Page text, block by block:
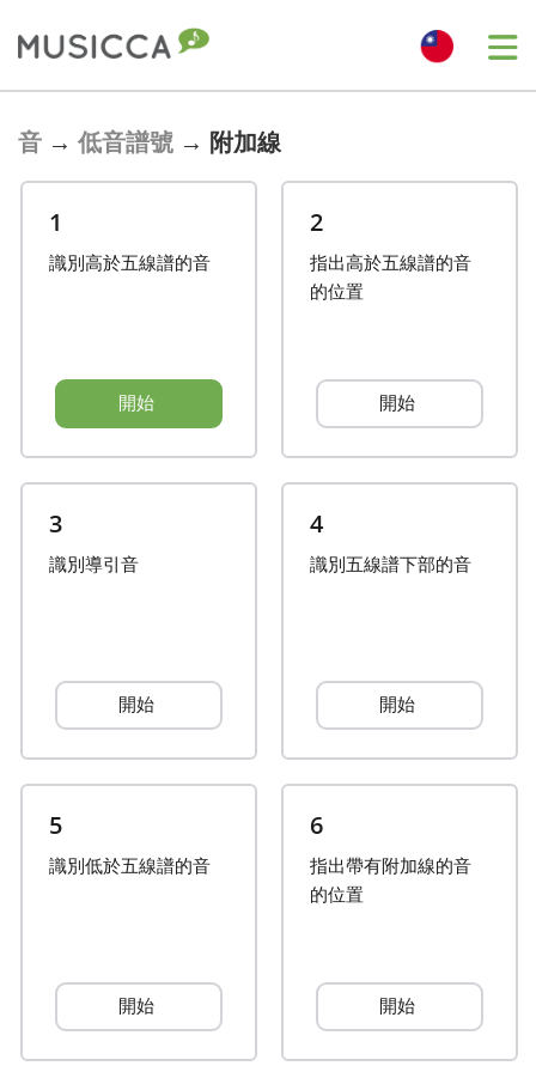
Dansk
English
हिन्दी
音 → 低音譜號 → 附加線
1
識別高於五線譜的音
開始
2
指出高於五線譜的音
的位置
開始
3
識別導引音
開始
4
識別五線譜下部的音
開始
5
識別低於五線譜的音
開始
6
指出帶有附加線的音
的位置
開始